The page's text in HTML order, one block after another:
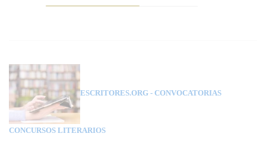
ESCRITORES.ORG - CONVOCATORIAS
CONCURSOS LITERARIOS